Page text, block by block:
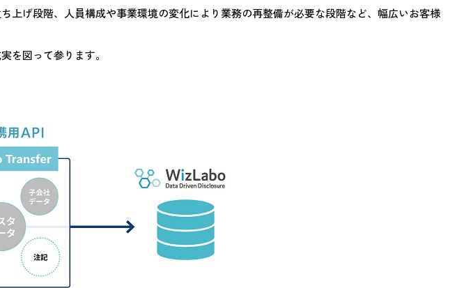
げ段階、人員構成や事業環境の変化により業務の再整備が必要な段階など、幅広いお客様
を図って参ります。